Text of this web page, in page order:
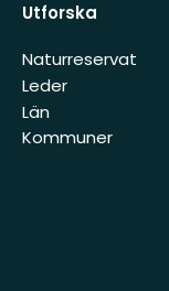
Utforska
Naturreservat
Leder
Län
Kommuner